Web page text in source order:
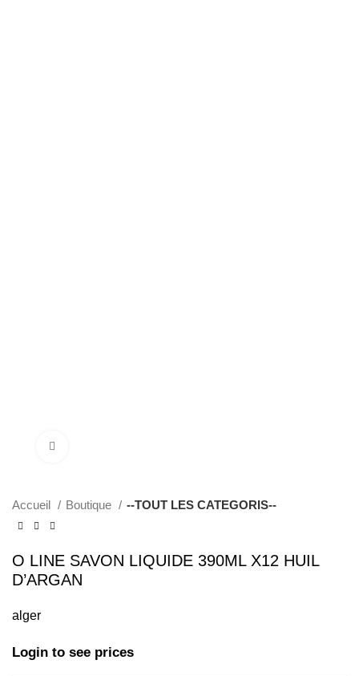
Accueil Boutique --TOUT LES CATEGORIS--
O LINE SAVON LIQUIDE 390ML X12 HUIL
D’ARGAN
alger
Login to see prices